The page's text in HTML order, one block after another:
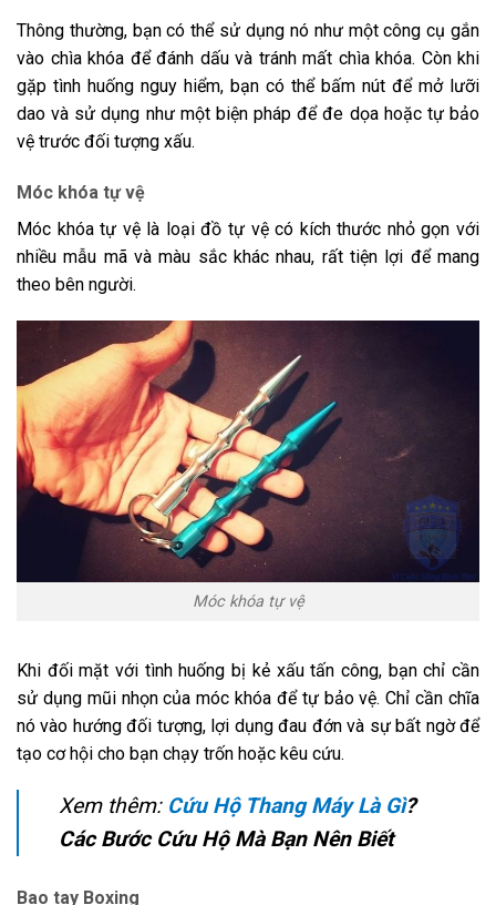
Thông thường, bạn có thể sử dụng nó như một công cụ gắn
vào chìa khóa để đánh dấu và tránh mất chìa khóa. Còn khi
gặp tình huống nguy hiểm, bạn có thể bấm nút để mở lưỡi
dao và sử dụng như một biện pháp để đe dọa hoặc tự bảo
vệ trước đối tượng xấu.
Móc khóa tự vệ
Móc khóa tự vệ là loại đồ tự vệ có kích thước nhỏ gọn với
nhiều mẫu mã và màu sắc khác nhau, rất tiện lợi để mang
theo bên người.
Móc khóa tự vệ
Khi đối mặt với tình huống bị kẻ xấu tấn công, bạn chỉ cần
sử dụng mũi nhọn của móc khóa để tự bảo vệ. Chỉ cần chĩa
nó vào hướng đối tượng, lợi dụng đau đớn và sự bất ngờ để
tạo cơ hội cho bạn chạy trốn hoặc kêu cứu.
Xem thêm: Cứu Hộ Thang Máy Là Gì?
Các Bước Cứu Hộ Mà Bạn Nên Biết
Bao tay Boxing